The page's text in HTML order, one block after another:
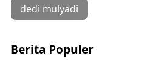
dedi mulyadi
Berita Populer